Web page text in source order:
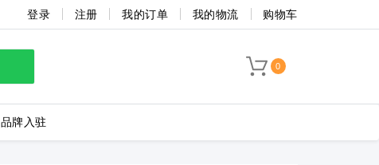
登录 注册 我的订单 我的物流 购物车
0
品牌入驻
LC80-2.54-10P-130-00A